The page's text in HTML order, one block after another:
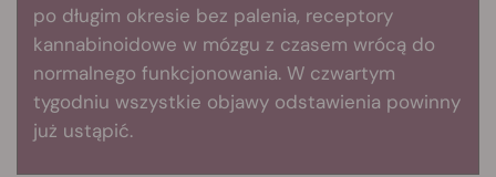
po długim okresie bez palenia, receptory
kannabinoidowe w mózgu z czasem wrócą do
normalnego funkcjonowania. W czwartym
tygodniu wszystkie objawy odstawienia powinny
już ustąpić.